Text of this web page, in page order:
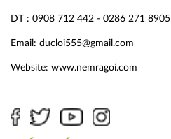
DT : 0908 712 442 - 0286 271 8905
Email: ducloi555@gmail.com
Website: www.nemragoi.com